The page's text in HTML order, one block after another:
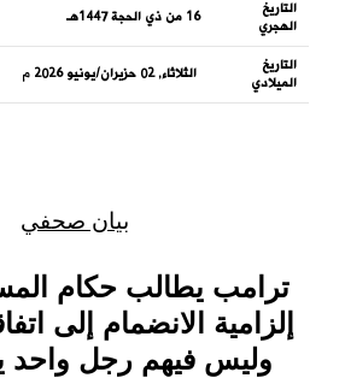
التاريخ
الهجري
16 من ذي الحجة 1447هـ
التاريخ
الميلادي
الثلاثاء, 02 حزيران/يونيو 2026 م
بيان صحفي
ترامب يطالب حكام
إلزامية الانضمام إلى
وليس فيهم رجل واحد